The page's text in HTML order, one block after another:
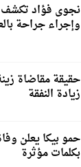
نجوى فؤاد تكشف
وإجراء جراحة
حقيقة مقاضاة
زيادة النفقة
حمو بيكا يعلن
بكلمات مؤثرة